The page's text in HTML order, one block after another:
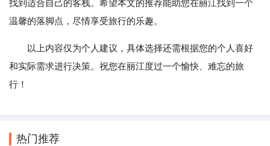
找到适合自己的客栈。希望本文的推荐能助您在丽江找到一个
温馨的落脚点，尽情享受旅行的乐趣。
以上内容仅为个人建议，具体选择还需根据您的个人喜好
和实际需求进行决策。祝您在丽江度过一个愉快、难忘的旅
行！
热门推荐